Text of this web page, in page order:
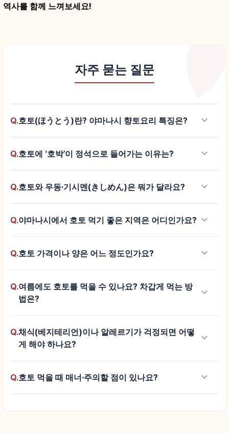
역사를 함께 느껴보세요!
자주 묻는 질문
Q.호토(ほうとう)란? 야마나시 향토요리 특징은? keyboard_arrow_down
Q.호토에 ‘호박’이 정석으로 들어가는 이유는? keyboard_arrow_down
Q.호토와 우동·기시멘(きしめん)은 뭐가 달라요? keyboard_arrow_down
Q.야마나시에서 호토 먹기 좋은 지역은 어디인가요? keyboard_arrow_down
Q.호토 가격이나 양은 어느 정도인가요? keyboard_arrow_down
Q.여름에도 호토를 먹을 수 있나요? 차갑게 먹는 방
법은?
keyboard_arrow_down
Q.채식(베지테리언)이나 알레르기가 걱정되면 어떻
게 해야 하나요?
keyboard_arrow_down
Q.호토 먹을 때 매너·주의할 점이 있나요? keyboard_arrow_down